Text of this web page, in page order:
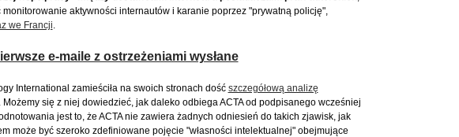
aktywności internautów i karanie poprzez "prywatną policję",
we Francji.
e-maile z ostrzeżeniami wysłane
International zamieściła na swoich stronach dość szczegółową analizę
Możemy się z niej dowiedzieć, jak daleko odbiega ACTA od podpisanego wcześniej
jest to, że ACTA nie zawiera żadnych odniesień do takich zjawisk, jak
może być szeroko zdefiniowane pojęcie "własności intelektualnej" obejmujące